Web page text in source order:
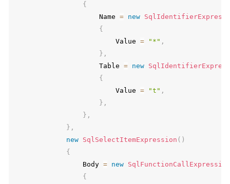
{
                    Name
= new
{
                        Value
= "*" ,
} ,
                    Table
= new
{
                        Value
= "t" ,
} ,
} ,
} ,
new SqlSelectItemExpression ( )
{
                Body
= new
{